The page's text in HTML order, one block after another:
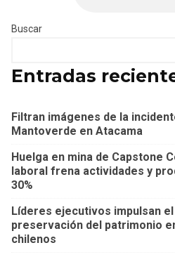
Buscar
Entradas
Filtran imágenes de la
Mantoverde en Atacama
Huelga en mina de Capstone
laboral frena actividades y
30%
Líderes ejecutivos impulsan
preservación del patrimonio
chilenos